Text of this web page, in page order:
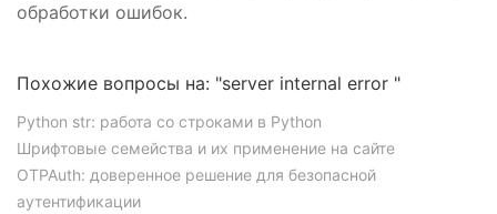
обработки ошибок.
Похожие вопросы на: "server internal error "
Python str: работа со строками в Python
Шрифтовые семейства и их применение на сайте
OTPAuth: доверенное решение для безопасной
аутентификации